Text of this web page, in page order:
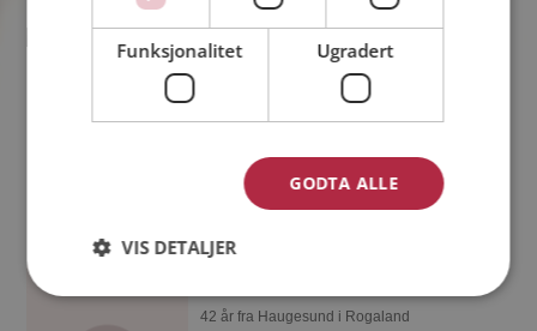
Tor
38 år fra Haugesund i Rogaland
Søker kvinne 28 - 42 år
Møteplassen får du vite alle mulige
detaljer om de single.
42 år fra Haugesund i Rogaland
Funksjonalitet Ugradert
GODTA ALLE
VIS DETALJER